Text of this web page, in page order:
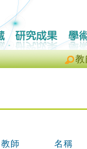
教
教師 名稱